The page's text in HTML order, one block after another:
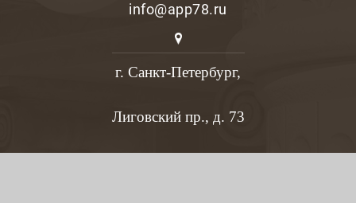
info@app78.ru
г. Санкт-Петербург,
Лиговский пр., д. 73